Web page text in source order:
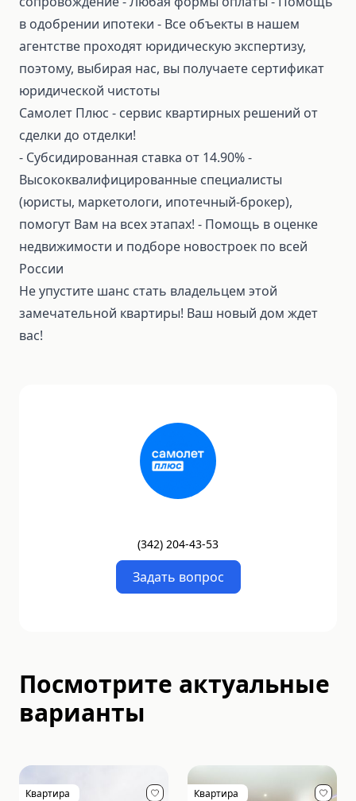
в одобрении ипотеки ⁃ Все объекты в нашем
агентстве проходят юридическую экспертизу,
поэтому, выбирая нас, вы получаете сертификат
юридической чистоты
Самолет Плюс - сервис квартирных решений от
сделки до отделки!
⁃ Субсидированная ставка от 14.90% ⁃
Высококвалифицированные специалисты
(юристы, маркетологи, ипотечный-брокер),
помогут Вам на всех этапах! ⁃ Помощь в оценке
недвижимости и подборе новостроек по всей
России
Не упустите шанс стать владельцем этой
замечательной квартиры! Ваш новый дом ждет
вас!
(342) 204-43-53
Задать вопрос
Посмотрите актуальные
варианты
Квартира Квартира